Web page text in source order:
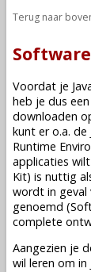
Terug naar
Software
Voordat je
heb je dus
downloaden
kunt er o.a. de
Runtime
applicaties
Kit) is nuttig
wordt in geval
genoemd
complete
Aangezien je
wil leren om